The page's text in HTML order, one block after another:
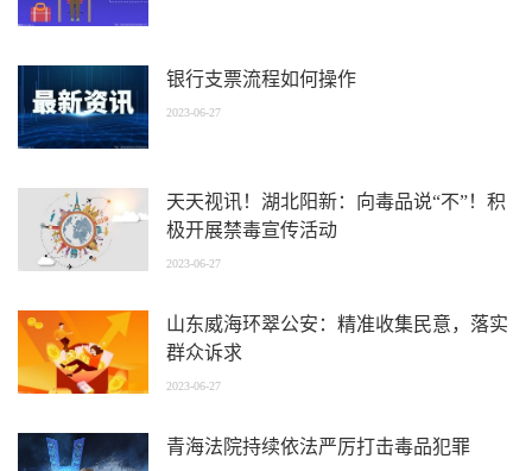
银行支票流程如何操作
2023-06-27
天天视讯！湖北阳新：向毒品说“不”！积
极开展禁毒宣传活动
2023-06-27
山东威海环翠公安：精准收集民意，落实
群众诉求
2023-06-27
青海法院持续依法严厉打击毒品犯罪